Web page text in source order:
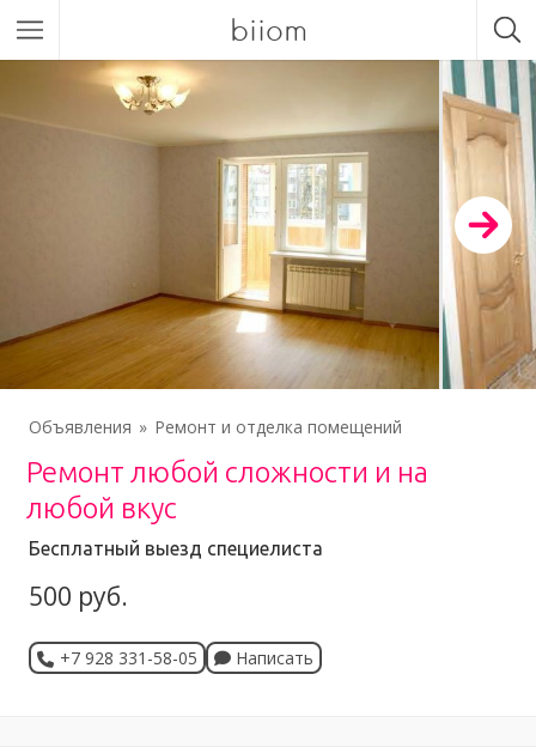
biiom
Объявления Ремонт и отделка помещений
Ремонт любой сложности и на
любой вкус
Бесплатный выезд специелиста
500 руб.
+7 928 331-58-05 Написать